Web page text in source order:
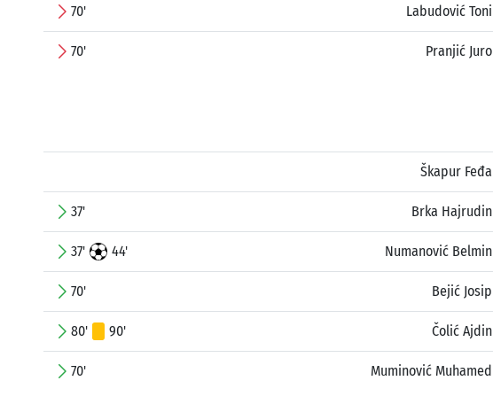
70' Labudović Toni
70' Pranjić Juro
Škapur Feđa
37' Brka Hajrudin
37' 44' Numanović Belmin
70' Bejić Josip
80' 90' Čolić Ajdin
70' Muminović Muhamed